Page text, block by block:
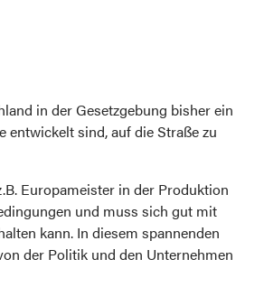
in der Gesetzgebung bisher ein
entwickelt sind, auf die Straße zu
Europameister in der Produktion
und muss sich gut mit
kann. In diesem spannenden
der Politik und den Unternehmen